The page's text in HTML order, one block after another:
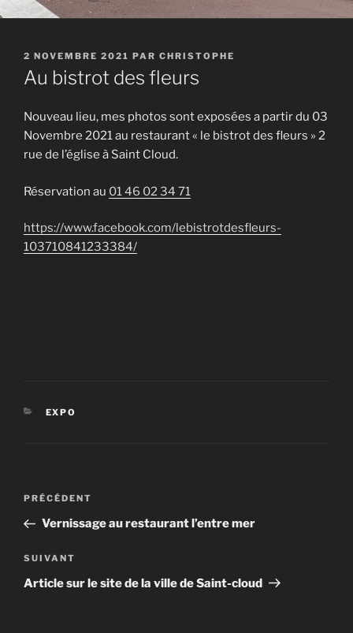
PUBLIÉ
LE
2 NOVEMBRE 2021 PAR CHRISTOPHE
Au bistrot des fleurs
Nouveau lieu, mes photos sont exposées a partir du 03
Novembre 2021 au restaurant « le bistrot des fleurs » 2
rue de l’église à Saint Cloud.
Réservation au 01 46 02 34 71
https://www.facebook.com/lebistrotdesfleurs-
103710841233384/
CATÉGORIES
EXPO
Navigation
l’article
Article
précédent
PRÉCÉDENT
Vernissage au restaurant l’entre mer
Article
suivant
SUIVANT
Article sur le site de la ville de Saint-cloud